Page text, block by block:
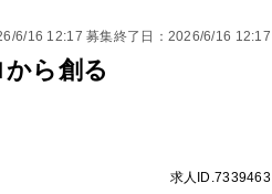
6/16 12:17 募集終了日：2026/6/16 12:17
ら創る
求人ID.7339463